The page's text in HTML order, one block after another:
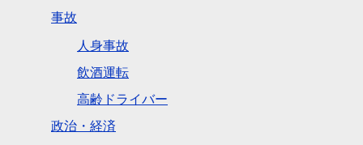
事故
人身事故
飲酒運転
高齢ドライバー
政治・経済